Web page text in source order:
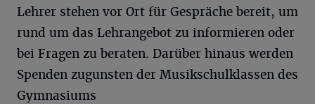
Lehrer stehen vor Ort für Gespräche bereit, um
rund um das Lehrangebot zu informieren oder
bei Fragen zu beraten. Darüber hinaus werden
Spenden zugunsten der Musikschulklassen des
Gymnasiums